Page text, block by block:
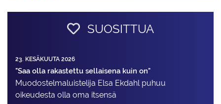
SUOSITTUA
23. KESÄKUUTA 2026
"Saa olla rakastettu sellaisena kuin on"
Muodostelma­luistelija Elsa Ekdahl puhuu
oikeudesta olla oma itsensä